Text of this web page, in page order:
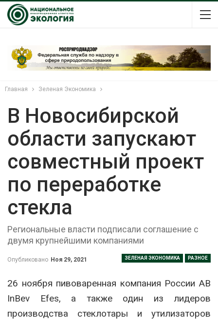
Главная Зеленая Экономика
В Новосибирской
области запускают
совместный проект
по переработке
стекла
Региональные власти подписали соглашение с
двумя крупнейшими компаниями
ЗЕЛЕНАЯ ЭКОНОМИКА РАЗНОЕ
Опубликовано Ноя 29, 2021
26 ноября пивоваренная компания России AB
InBev Efes, а также один из лидеров
производства стеклотары и утилизаторов